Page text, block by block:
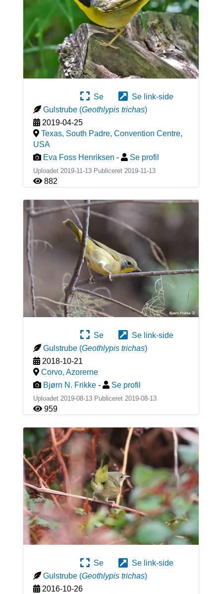
Se
Se link-side
Gulstrube (Geothlypis trichas)
2019-04-25
Texas, South Padre, Convention Centre,
USA
Eva Foss Henriksen - Se profil
Uploadet 2019-11-13 Publiceret 2019-11-13
882
Se
Se link-side
Gulstrube (Geothlypis trichas)
2018-10-21
Corvo, Azorerne
Bjørn N. Frikke - Se profil
Uploadet 2019-08-13 Publiceret 2019-08-13
959
Se
Se link-side
Gulstrube (Geothlypis trichas)
2016-10-26